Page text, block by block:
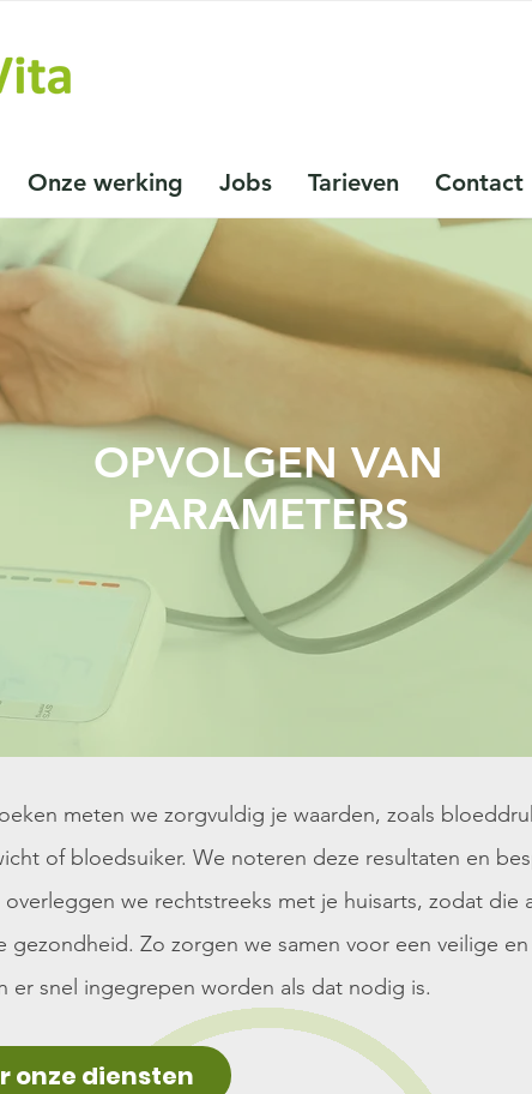
Onze werking Jobs Tarieven Contact
OPVOLGEN VAN
PARAMETERS
meten we zorgvuldig je waarden, zoals
of bloedsuiker. We noteren deze resultaten en
we rechtstreeks met je huisarts, zodat die
gezondheid. Zo zorgen we samen voor een veilige
er snel ingegrepen worden als dat nodig is.
onze diensten